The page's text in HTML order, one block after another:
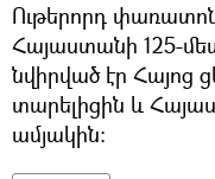
Ութերորդ
Հայաստանի 125-
նվիրված էր Հայոց
տարելիցին և
ամյակին: